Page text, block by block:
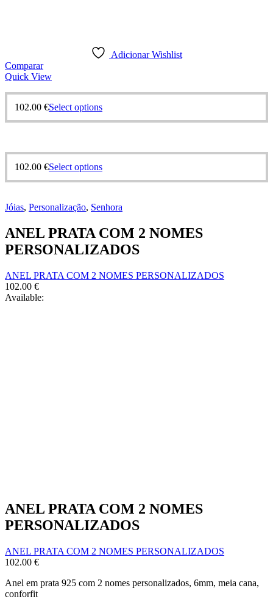
Adicionar Wishlist
Comparar
Quick View
102.00 €Select optionsThis
variants.
options
may
chosen
the
product
page
102.00 €Select optionsThis
variants.
options
may
be
on
Jóias, Personalização, Senhora
ANEL PRATA COM 2 NOMES
PERSONALIZADOS
ANEL PRATA COM 2 NOMES PERSONALIZADOS
102.00 €
Available:
ANEL PRATA COM 2 NOMES
PERSONALIZADOS
ANEL PRATA COM 2 NOMES PERSONALIZADOS
102.00 €
Anel em prata 925 com 2 nomes personalizados, 6mm, meia cana,
conforfit